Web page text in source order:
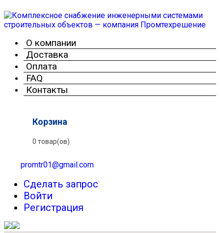
О компании
Доставка
Оплата
FAQ
Контакты
Корзина
0 товар(ов)
promtr01@gmail.com
Сделать запрос
Войти
Регистрация